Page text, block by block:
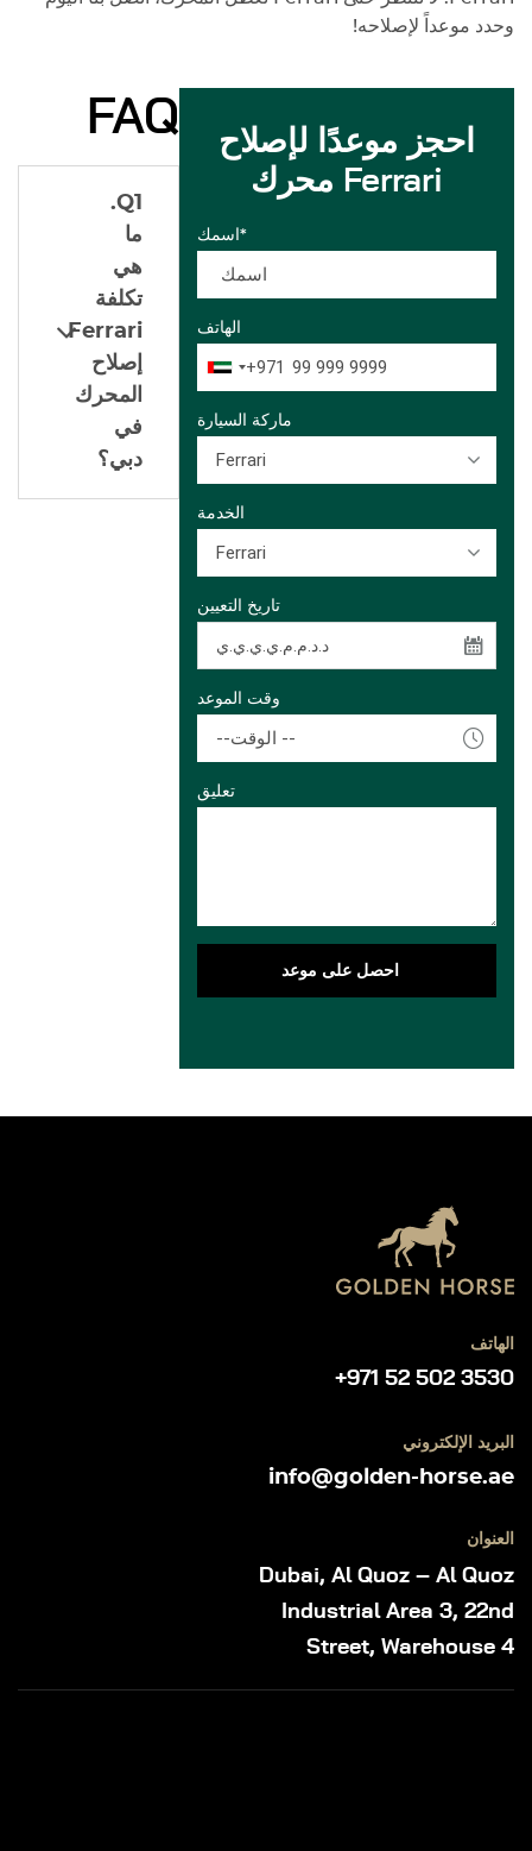
وحدد موعداً لإصلاحه!
FAQ
Q1.
ما
هي
تكلفة
Ferrari
إصلاح
المحرك
في
دبي؟
احجز موعدًا لإصلاح
محرك Ferrari
اسمك*
الهاتف
+971
ماركة السيارة
Ferrari
الخدمة
Ferrari
تاريخ التعيين
وقت الموعد
--الوقت --
تعليق
احصل على موعد
الهاتف
+971 52 502 3530
البريد الإلكتروني
info@golden-horse.ae
العنوان
Dubai, Al Quoz – Al Quoz
Industrial Area 3, 22nd
Street, Warehouse 4